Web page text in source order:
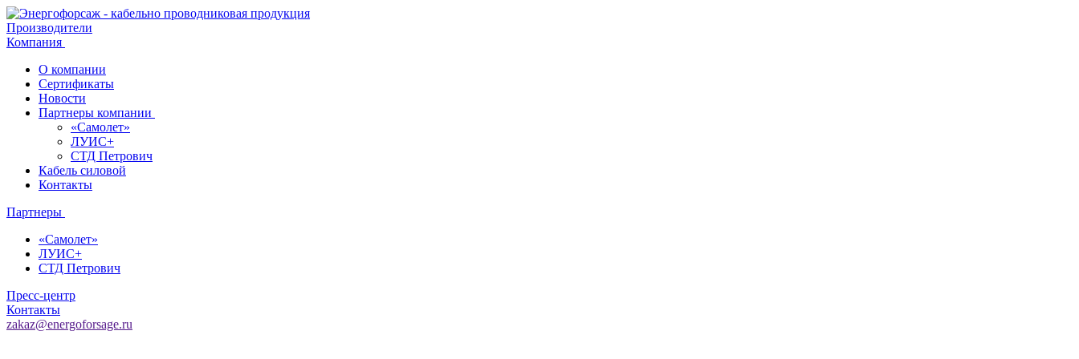
Производители
Компания
О компании
Сертификаты
Новости
Партнеры компании
«Самолет»
ЛУИС+
СТД Петрович
Кабель силовой
Контакты
Партнеры
«Самолет»
ЛУИС+
СТД Петрович
Пресс-центр
Контакты
zakaz@energoforsage.ru